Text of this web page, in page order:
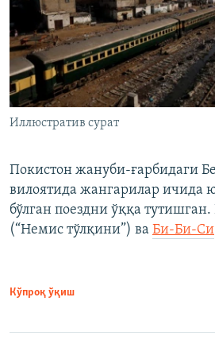
Иллюстратив сурат
Покистон жануби-ғарбидаги
вилоятида жангарилар ичида
бўлган поездни ўққа тутишган.
(“Немис тўлқини”) ва Би-Би-Си
Кўпроқ ўқиш